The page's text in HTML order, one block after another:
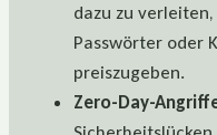
dazu zu
Passwörter oder
preiszugeben.
Zero-Day-